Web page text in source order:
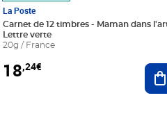
au panier
La Poste
Carnet de 12 timbres - Maman dans
Lettre verte
20g / France
18,24€